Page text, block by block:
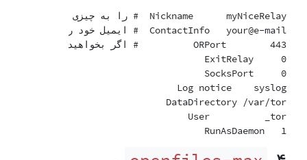
RunAsDaemon   1